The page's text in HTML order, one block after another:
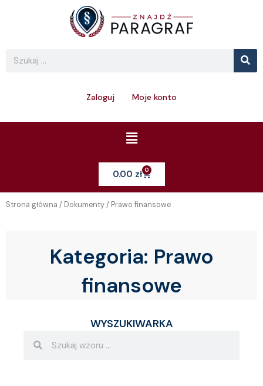
Search
Zaloguj Moje konto
Menu
0.00 zł 0Cart
Strona główna / Dokumenty/ Prawo finansowe
Kategoria: Prawo
finansowe
WYSZUKIWARKA